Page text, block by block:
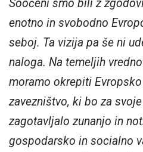
Soočeni smo bili z
enotno in svobodno
seboj. Ta vizija pa še ni
naloga. Na temeljih
moramo okrepiti
zavezništvo, ki bo za
zagotavljalo zunanjo in
gospodarsko in socialno